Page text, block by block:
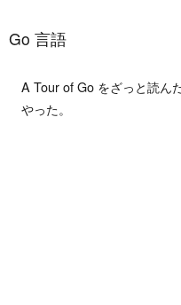
Go 言語
A Tour of Go をざっと読ん
やった。